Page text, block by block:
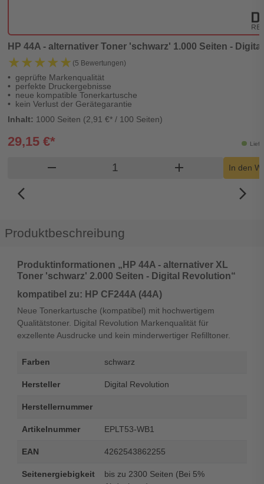
HP 44A - alternativer Toner 'schwarz' 1.000 Seiten -
★★★★★
★★★★★ (5 Bewertungen)
geprüfte Markenqualität
perfekte Druckergebnisse
neue kompatible Tonerkartusche
kein Verlust der Gerätegarantie
Inhalt: 1000 Seiten (2,91 €* / 100 Seiten)
29,15 €*
remove Produkt Warenkorb Menge
add In den
arrow_back_ios_new arrow_forward_ios
Produktbeschreibung
Produktinformationen „HP 44A - alternativer XL
Toner 'schwarz' 2.000 Seiten - Digital Revolution“
kompatibel zu: HP CF244A (44A)
Neue Tonerkartusche (kompatibel) mit hochwertigem
Qualitätstoner. Digital Revolution Markenqualität für
exzellente Ausdrucke und kein minderwertiger Refilltoner.
Farben schwarz
Hersteller Digital Revolution
Herstellernummer
Artikelnummer EPLT53-WB1
EAN 4262543862255
Seitenergiebigkeit
bis zu 2300 Seiten (Bei 5%